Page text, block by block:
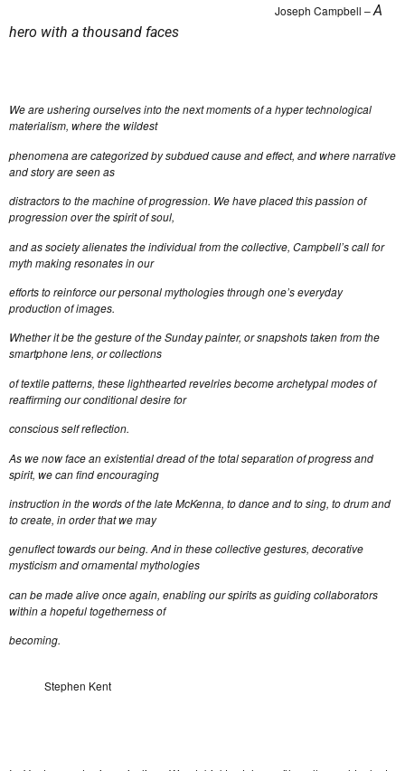
Joseph Campbell –A
hero with a thousand faces
We are ushering ourselves into the next moments of a hyper technological
materialism, where the wildest
phenomena are categorized by subdued cause and effect, and where narrative
and story are seen as
distractors to the machine of progression. We have placed this passion of
progression over the spirit of soul,
and as society alienates the individual from the collective, Campbell’s call for
myth making resonates in our
efforts to reinforce our personal mythologies through one’s everyday
production of images.
Whether it be the gesture of the Sunday painter, or snapshots taken from the
smartphone lens, or collections
of textile patterns, these lighthearted revelries become archetypal modes of
reaffirming our conditional desire for
conscious self reflection.
As we now face an existential dread of the total separation of progress and
spirit, we can find encouraging
instruction in the words of the late McKenna, to dance and to sing, to drum and
to create, in order that we may
genuflect towards our being. And in these collective gestures, decorative
mysticism and ornamental mythologies
can be made alive once again, enabling our spirits as guiding collaborators
within a hopeful togetherness of
becoming.
Stephen Kent